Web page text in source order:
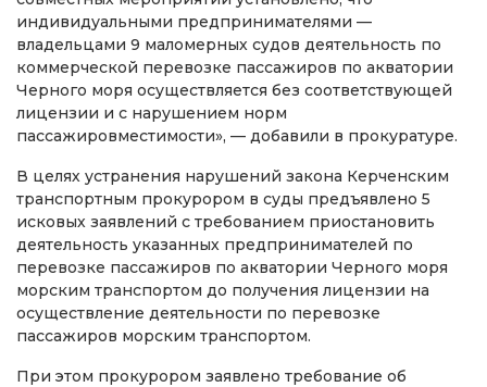
индивидуальными предпринимателями —
владельцами 9 маломерных судов деятельность по
коммерческой перевозке пассажиров по акватории
Черного моря осуществляется без соответствующей
лицензии и с нарушением норм
пассажировместимости», — добавили в прокуратуре.
В целях устранения нарушений закона Керченским
транспортным прокурором в суды предъявлено 5
исковых заявлений с требованием приостановить
деятельность указанных предпринимателей по
перевозке пассажиров по акватории Черного моря
морским транспортом до получения лицензии на
осуществление деятельности по перевозке
пассажиров морским транспортом.
При этом прокурором заявлено требование об